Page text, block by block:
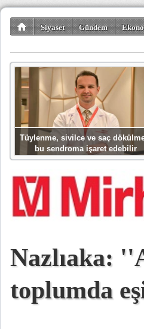
Siyaset Gündem
Tüylenme, sivilce ve saç
bu sendroma işaret edebilir
Nazlıaka:
toplumda